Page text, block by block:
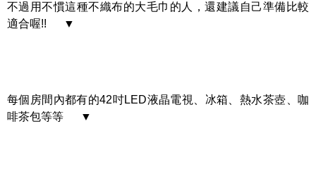
不過用不慣這種不織布的大毛巾的人，還建議自己準備比較
適合喔!! ▼
每個房間內都有的42吋LED液晶電視、冰箱、熱水茶壺、咖
啡茶包等等 ▼